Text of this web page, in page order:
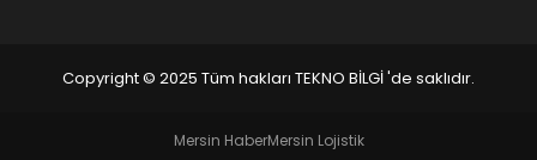
Copyright © 2025 Tüm hakları TEKNO BİLGİ 'de saklıdır.
Mersin HaberMersin Lojistik